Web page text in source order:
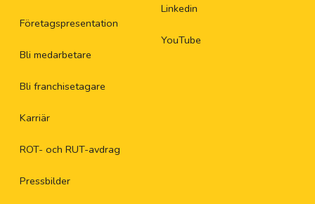
Företagspresentation
Bli medarbetare
Bli franchisetagare
Karriär
ROT- och RUT-avdrag
Pressbilder
Linkedin
YouTube